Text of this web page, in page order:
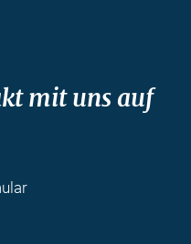
mit uns auf